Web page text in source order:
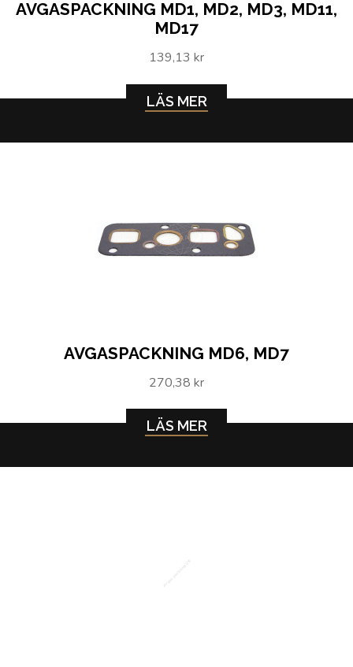
AVGASPACKNING MD1, MD2, MD3, MD11,
MD17
139,13 kr
LÄS MER
AVGASPACKNING MD6, MD7
270,38 kr
LÄS MER